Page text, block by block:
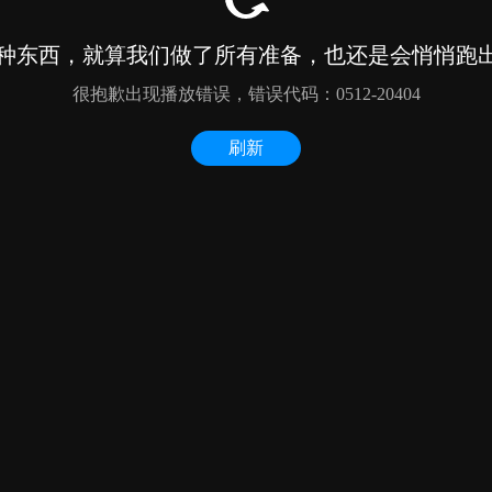
东西，就算我们做了所有准备，也还是会悄悄跑
很抱歉出现播放错误，错误代码：0512-20404
刷新